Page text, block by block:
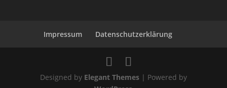
Impressum Datenschutzerklärung
Designed by Elegant Themes| Powered by